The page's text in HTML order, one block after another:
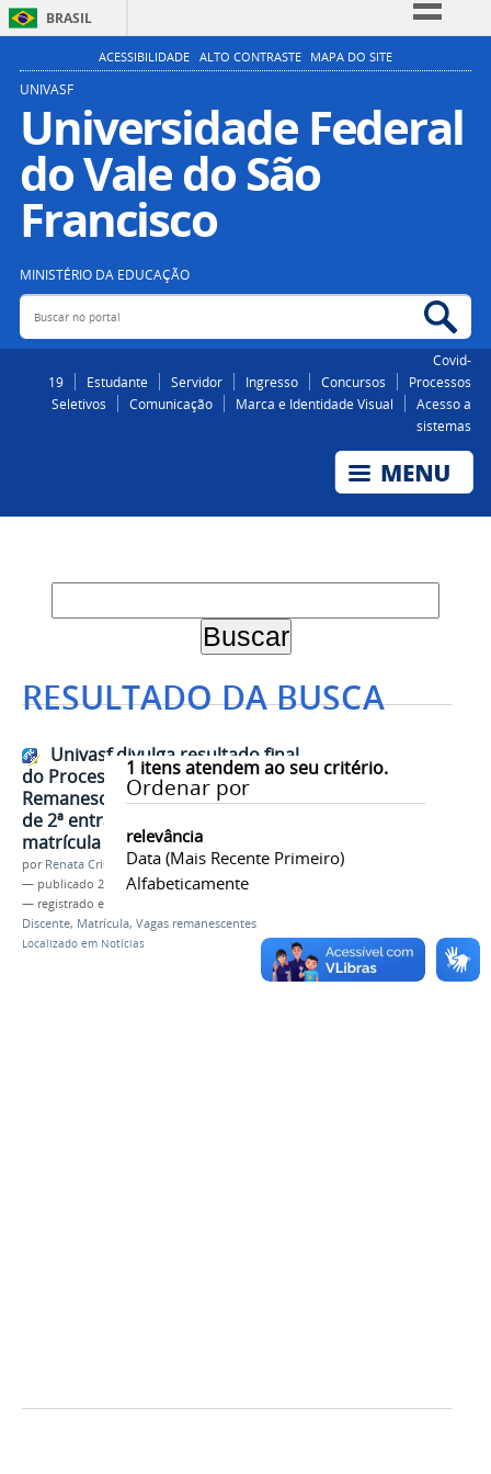
BRASIL
Simplifique!
Participe
Acesso à informação
Legislação
ACESSIBILIDADE ALTO CONTRASTE MAPA DO SITE
UNIVASF
Universidade Federal
do Vale do São
Francisco
MINISTÉRIO DA EDUCAÇÃO
Buscar no portal
Covid-
19
Estudante Servidor Ingresso Concursos
Processos
Seletivos
Comunicação Marca e Identidade Visual
Acesso a
sistemas
RESULTADO DA BUSCA
1 itens atendem ao seu critério.
Ordenar por
relevância
Data (mais Recente Primeiro)
Alfabeticamente
Univasf divulga resultado final
do Processo Seletivo para Vagas
Remanescentes 2022 para cursos
de 2ª entrada e convoca para
matrícula
por Renata Cristina de Sá Barreto Freitas
— publicado 25/11/2022
— registrado em:
Discente, Matrícula, Vagas remanescentes
Localizado em Notícias